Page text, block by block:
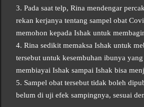
3. Pada saat telp, Rina mendengar
rekan kerjanya tentang sampel obat
memohon kepada Ishak untuk
4. Rina sedikit memaksa Ishak untuk
tersebut untuk kesembuhan ibunya
membiayai Ishak sampai Ishak bisa
5. Sampel obat tersebut tidak boleh
belum di uji efek sampingnya, sesuai